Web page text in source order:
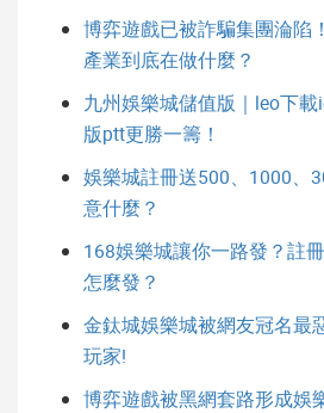
博弈遊戲已被詐騙集團淪陷
產業到底在做什麼？
九州娛樂城儲值版｜leo下
版ptt更勝一籌！
娛樂城註冊送500、1000、
意什麼？
168娛樂城讓你一路發？註
怎麼發？
金鈦城娛樂城被網友冠名最
玩家!
博弈遊戲被黑網套路形成娛